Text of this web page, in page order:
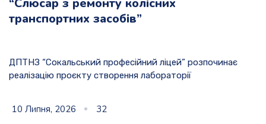
“Слюсар з ремонту колісних
транспортних засобів”
ДПТНЗ “Сокальський професійний ліцей” розпочинає
реалізацію проєкту створення лабораторії
10 Липня, 2026 32